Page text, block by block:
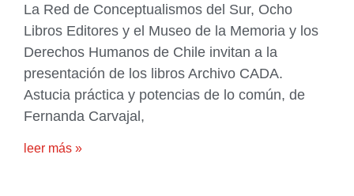
La Red de Conceptualismos del Sur, Ocho
Libros Editores y el Museo de la Memoria y los
Derechos Humanos de Chile invitan a la
presentación de los libros Archivo CADA.
Astucia práctica y potencias de lo común, de
Fernanda Carvajal,
leer más »